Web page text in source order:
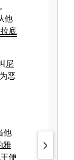
他
底
尼
恶
他
雅
王便